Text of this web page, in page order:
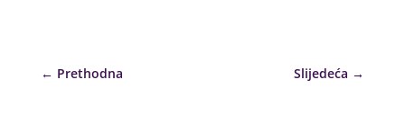
← Prethodna Slijedeća →